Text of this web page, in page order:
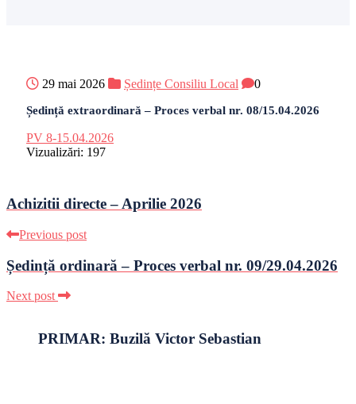
29 mai 2026 Ședințe Consiliu Local 0
Ședință extraordinară – Proces verbal nr. 08/15.04.2026
PV 8-15.04.2026
Vizualizări: 197
Achizitii directe – Aprilie 2026
Previous post
Ședință ordinară – Proces verbal nr. 09/29.04.2026
Next post
PRIMAR: Buzilă Victor Sebastian